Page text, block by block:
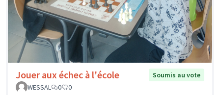
Jouer aux échec à l'école
Soumis au vote
WESSAL
0 0